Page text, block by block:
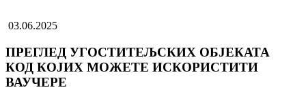
03.06.2025
ПРЕГЛЕД УГОСТИТЕЉСКИХ ОБЈЕКАТА
КОД КОЈИХ МОЖЕТЕ ИСКОРИСТИТИ
ВАУЧЕРЕ